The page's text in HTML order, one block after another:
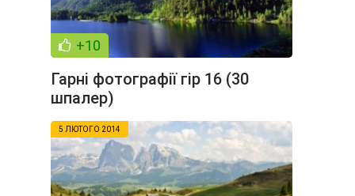
+10
Гарні фотографії гір 16 (30
шпалер)
5 ЛЮТОГО 2014